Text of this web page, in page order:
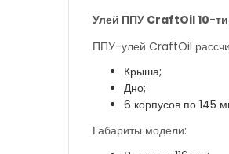
Улей ППУ CraftOil 10-
ППУ-улей CraftOil
Крыша;
Дно;
6 корпусов по 145
Габариты модели: